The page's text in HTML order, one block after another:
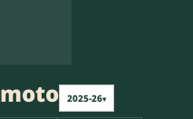
2025-26▾